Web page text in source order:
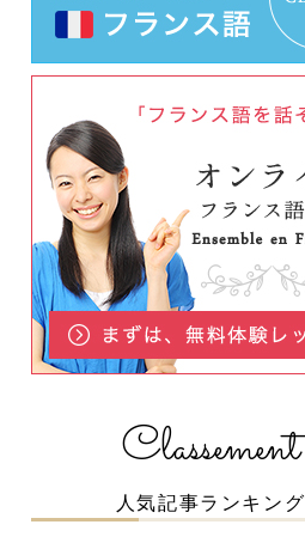
Classement
人気記事ランキング